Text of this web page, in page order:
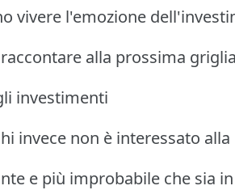
vivere l'emozione
alla prossima
investimenti
invece non è interessato alla
e più improbabile che sia